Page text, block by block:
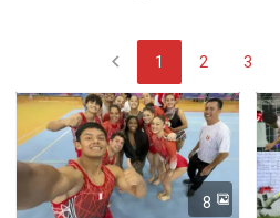
chevron_left 1 2 3
8